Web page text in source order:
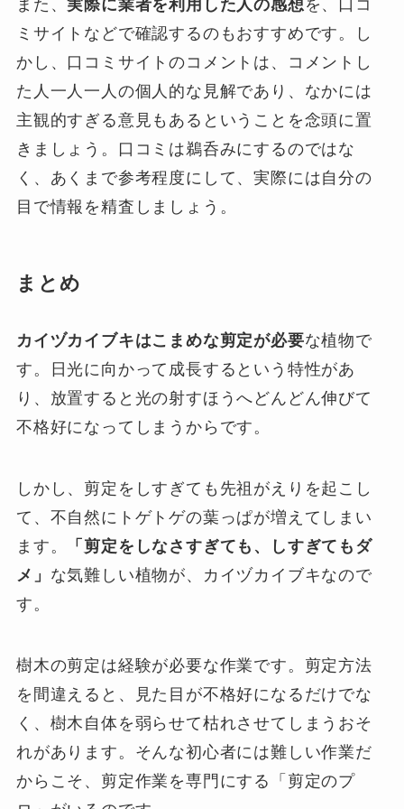
また、実際に業者を利用した人の感想を、口コ
ミサイトなどで確認するのもおすすめです。し
かし、口コミサイトのコメントは、コメントし
た人一人一人の個人的な見解であり、なかには
主観的すぎる意見もあるということを念頭に置
きましょう。口コミは鵜呑みにするのではな
く、あくまで参考程度にして、実際には自分の
目で情報を精査しましょう。
まとめ
カイヅカイブキはこまめな剪定が必要な植物で
す。日光に向かって成長するという特性があ
り、放置すると光の射すほうへどんどん伸びて
不格好になってしまうからです。
しかし、剪定をしすぎても先祖がえりを起こし
て、不自然にトゲトゲの葉っぱが増えてしまい
ます。
「剪定をしなさすぎても、しすぎてもダ
メ」 な気難しい植物が、カイヅカイブキなので
す。
樹木の剪定は経験が必要な作業です。剪定方法
を間違えると、見た目が不格好になるだけでな
く、樹木自体を弱らせて枯れさせてしまうおそ
れがあります。そんな初心者には難しい作業だ
からこそ、剪定作業を専門にする「剪定のプ